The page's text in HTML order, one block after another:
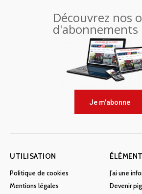
Découvrez nos
d'abonnements
Je m'abonne
UTILISATION
Politique de cookies
Mentions légales
J’ai une
Devenir